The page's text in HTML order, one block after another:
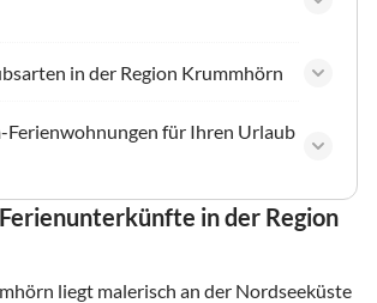
in der Region Krummhörn
Ferienwohnungen für Ihren Urlaub
in der Region
liegt malerisch an der Nordseeküste